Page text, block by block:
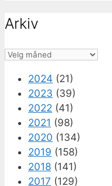
Arkiv
Arkiv
2024 (21)
2023 (39)
2022 (41)
2021 (98)
2020 (134)
2019 (158)
2018 (141)
2017 (129)